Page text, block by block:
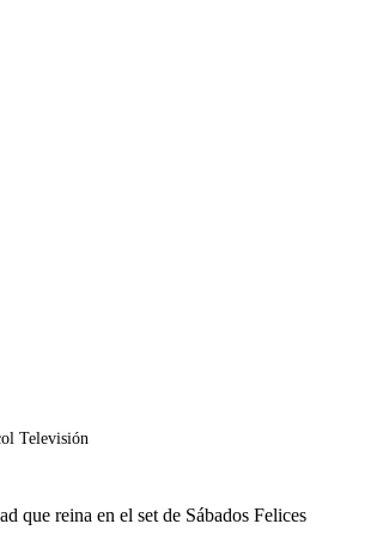
Televisión
que reina en el set de Sábados Felices